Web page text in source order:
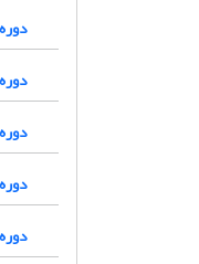
دوره 22 (1404)
دوره 21 (1403)
دوره 20 (1402)
دوره 19 (1401)
دوره 18 (1400)